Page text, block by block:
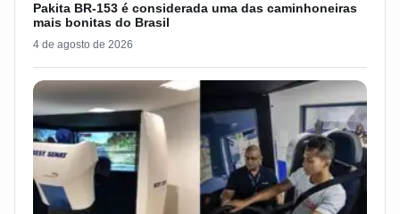
Pakita BR-153 é considerada uma das caminhoneiras
mais bonitas do Brasil
4 de agosto de 2026